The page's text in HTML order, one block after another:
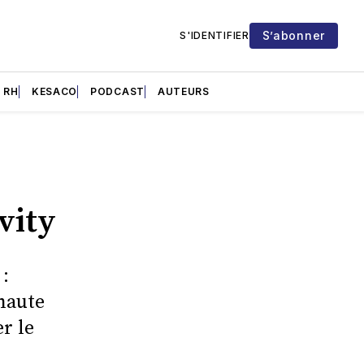
S'IDENTIFIER S’abonner
RH KESACO PODCAST AUTEURS
le